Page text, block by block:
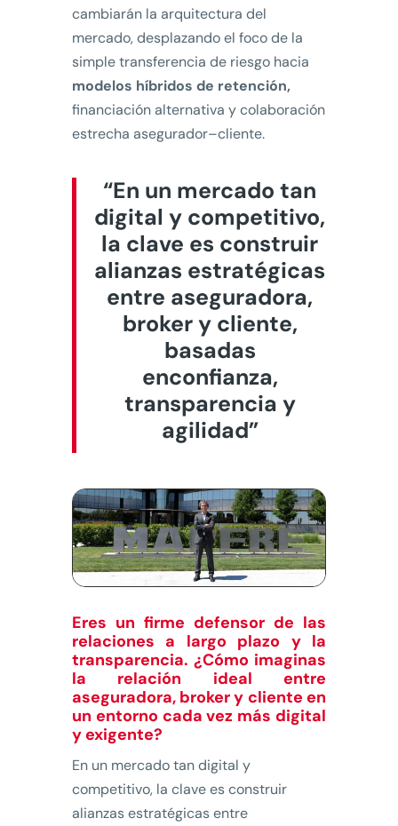
cambiarán la arquitectura del
mercado, desplazando el foco de la
simple transferencia de riesgo hacia
modelos híbridos de retención,
financiación alternativa y colaboración
estrecha asegurador–cliente.
“En un mercado tan
digital y competitivo,
la clave es construir
alianzas estratégicas
entre aseguradora,
broker y cliente,
basadas
enconfianza,
transparencia y
agilidad”
Eres un firme defensor de las
relaciones a largo plazo y la
transparencia. ¿Cómo imaginas
la relación ideal entre
aseguradora, broker y cliente en
un entorno cada vez más digital
y exigente?
En un mercado tan digital y
competitivo, la clave es construir
alianzas estratégicas entre